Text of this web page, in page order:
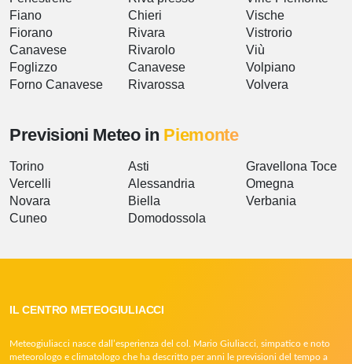
Fiano
Fiorano
Canavese
Foglizzo
Forno Canavese
Chieri
Rivara
Rivarolo
Canavese
Rivarossa
Vische
Vistrorio
Viù
Volpiano
Volvera
Previsioni Meteo in Piemonte
Torino
Vercelli
Novara
Cuneo
Asti
Alessandria
Biella
Domodossola
Gravellona Toce
Omegna
Verbania
IL CENTRO METEOGIULIACCI
Meteogiuliacci nasce dall’esperienza del col. Mario Giuliacci, simpatico e noto
meteorologo e climatologo che ha descritto per anni le previsioni del tempo a